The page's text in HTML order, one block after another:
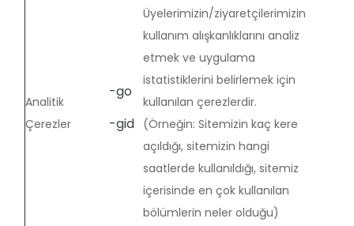
Analitik
Çerezler
-go
-gid
Üyelerimizin/ziyaretçilerimizin
kullanım alışkanlıklarını analiz
etmek ve uygulama
istatistiklerini belirlemek için
kullanılan çerezlerdir.
(Örneğin: Sitemizin kaç kere
açıldığı, sitemizin hangi
saatlerde kullanıldığı, sitemiz
içerisinde en çok kullanılan
bölümlerin neler olduğu)